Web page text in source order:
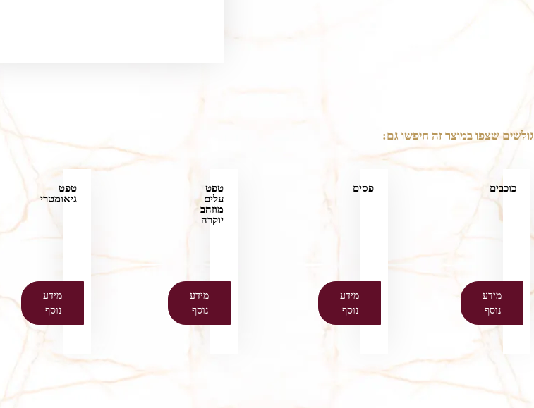
גולשים שצפו במוצר זה חיפשו גם:
כוכבים
מידע
נוסף
פסים
מידע
נוסף
טפט
עלים
מוזהב
יוקרה
מידע
נוסף
טפט
גיאומטרי
מידע
נוסף